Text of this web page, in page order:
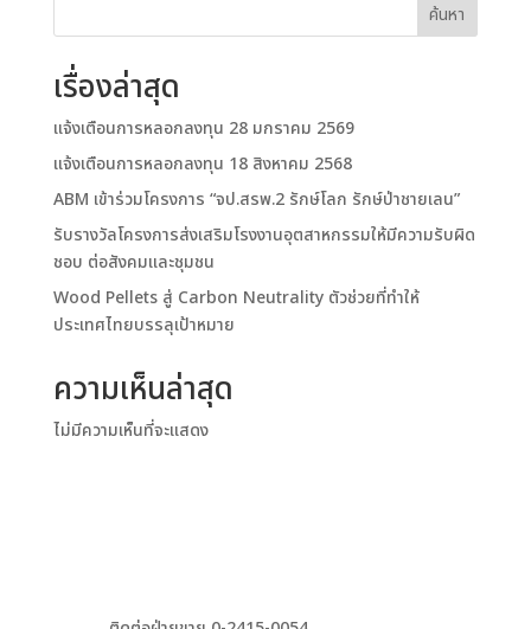
ค้นหา
เรื่องล่าสุด
แจ้งเตือนการหลอกลงทุน 28 มกราคม 2569
แจ้งเตือนการหลอกลงทุน 18 สิงหาคม 2568
ABM เข้าร่วมโครงการ “จป.สรพ.2 รักษ์โลก รักษ์ป่าชายเลน”
รับรางวัลโครงการส่งเสริมโรงงานอุตสาหกรรมให้มีความรับผิด
ชอบ ต่อสังคมและชุมชน
Wood Pellets สู่ Carbon Neutrality ตัวช่วยที่ทำให้
ประเทศไทยบรรลุเป้าหมาย
ความเห็นล่าสุด
ไม่มีความเห็นที่จะแสดง